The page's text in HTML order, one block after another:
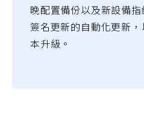
晚配置備份以及新設備
簽名更新的自動化更新
本升級。